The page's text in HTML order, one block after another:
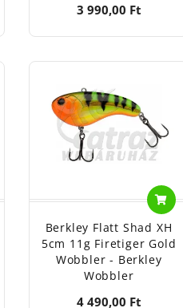
3 990,00 Ft
Berkley Flatt Shad XH
5cm 11g Firetiger Gold
Wobbler - Berkley
Wobbler
4 490,00 Ft